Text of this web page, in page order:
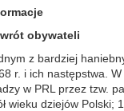
obywateli
z bardziej
r. i ich następstwa.
w PRL przez tzw.
wieku dziejów Polski;